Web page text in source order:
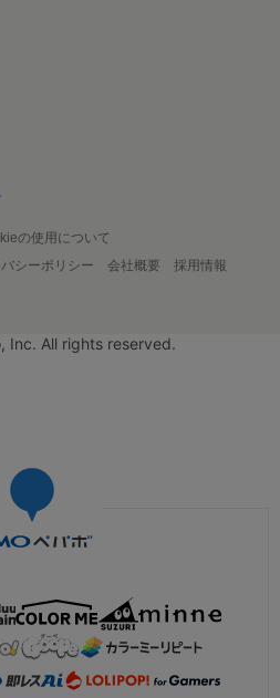
の使用について
シーポリシー 会社概要
採用情報
Inc. All rights reserved.